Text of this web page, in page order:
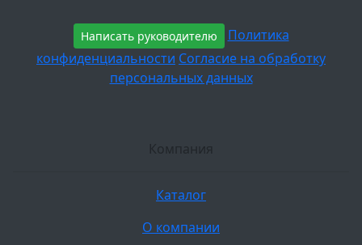
Написать руководителю
Политика
конфиденциальности Согласие на обработку
персональных данных
Компания
Каталог
О компании